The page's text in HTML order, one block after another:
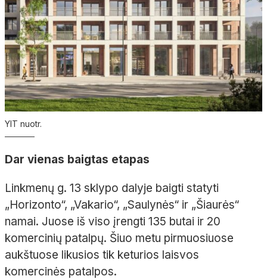
YIT nuotr.
Dar vienas baigtas etapas
Linkmenų g. 13 sklypo dalyje baigti statyti
„Horizonto“, „Vakario“, „Saulynės“ ir „Šiaurės“
namai. Juose iš viso įrengti 135 butai ir 20
komercinių patalpų. Šiuo metu pirmuosiuose
aukštuose likusios tik keturios laisvos
komercinės patalpos.